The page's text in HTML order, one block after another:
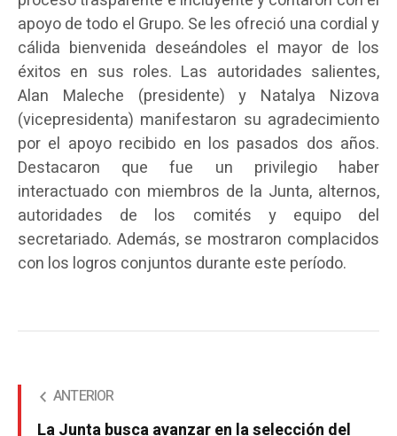
apoyo de todo el Grupo. Se les ofreció una cordial y
cálida bienvenida deseándoles el mayor de los
éxitos en sus roles. Las autoridades salientes,
Alan Maleche (presidente) y Natalya Nizova
(vicepresidenta) manifestaron su agradecimiento
por el apoyo recibido en los pasados dos años.
Destacaron que fue un privilegio haber
interactuado con miembros de la Junta, alternos,
autoridades de los comités y equipo del
secretariado. Además, se mostraron complacidos
con los logros conjuntos durante este período.
ANTERIOR
La Junta busca avanzar en la selección del